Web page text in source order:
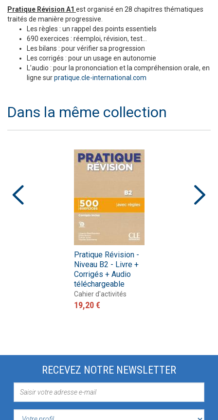
Pratique Révision A1 est organisé en 28 chapitres thématiques
traités de manière progressive.
Les règles : un rappel des points essentiels
690 exercices : réemploi, révision, test…
Les bilans : pour vérifier sa progression
Les corrigés : pour un usage en autonomie
L’audio : pour la prononciation et la compréhension orale, en
ligne surpratique.cle-international.com
Dans la même collection
Pratique Révision -
Niveau B2 - Livre +
Corrigés + Audio
téléchargeable
Cahier d'activités
19,20 €
RECEVEZ NOTRE NEWSLETTER